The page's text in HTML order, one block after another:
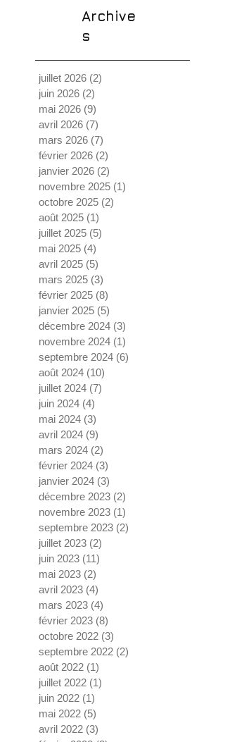
Archive
s
juillet 2026 (2)
juin 2026 (2)
mai 2026 (9)
avril 2026 (7)
mars 2026 (7)
février 2026 (2)
janvier 2026 (2)
novembre 2025 (1)
octobre 2025 (2)
août 2025 (1)
juillet 2025 (5)
mai 2025 (4)
avril 2025 (5)
mars 2025 (3)
février 2025 (8)
janvier 2025 (5)
décembre 2024 (3)
novembre 2024 (1)
septembre 2024 (6)
août 2024 (10)
juillet 2024 (7)
juin 2024 (4)
mai 2024 (3)
avril 2024 (9)
mars 2024 (2)
février 2024 (3)
janvier 2024 (3)
décembre 2023 (2)
novembre 2023 (1)
septembre 2023 (2)
juillet 2023 (2)
juin 2023 (11)
mai 2023 (2)
avril 2023 (4)
mars 2023 (4)
février 2023 (8)
octobre 2022 (3)
septembre 2022 (2)
août 2022 (1)
juillet 2022 (1)
juin 2022 (1)
mai 2022 (5)
avril 2022 (3)